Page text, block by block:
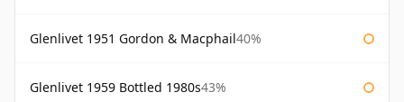
Glenlivet 1951 Gordon & Macphail40%
Glenlivet 1959 Bottled 1980s43%